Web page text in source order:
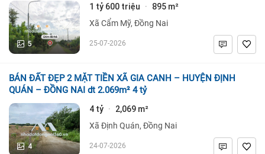
5
1 tỷ 600 triệu · 895 m²
Xã Cẩm Mỹ, Đồng Nai
25-07-2026
BÁN ĐẤT ĐẸP 2 MẶT TIỀN XÃ GIA CANH – HUYỆN ĐỊNH
QUÁN – ĐỒNG NAI dt 2.069m² 4 tỷ
4
4 tỷ · 2,069 m²
Xã Định Quán, Đồng Nai
24-07-2026